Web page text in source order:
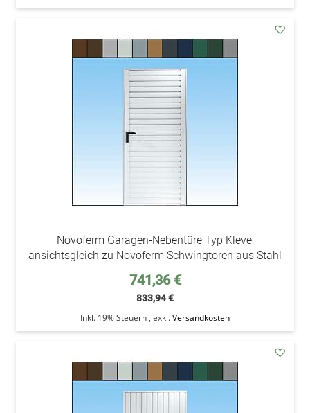
Novoferm Garagen-Nebentüre Typ Kleve,
ansichtsgleich zu Novoferm Schwingtoren aus Stahl
Sonderpreis
741,36 €
833,94 €
Inkl. 19% Steuern , exkl.Versandkosten